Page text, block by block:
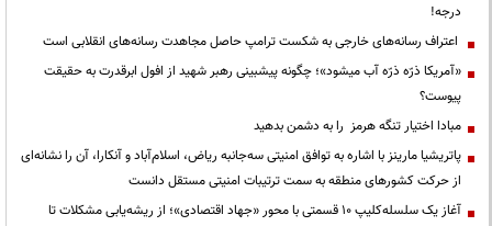
درجه!
اعتراف رسانه‌های خارجی به شکست ترامپ حاصل مجاهدت رسانه‌های انقلابی است
«آمریکا ذرّه ذرّه آب میشود»؛ چگونه پیشبینی رهبر شهید از افول ابرقدرت به حقیقت
پیوست؟
مبادا اختیار تنگه هرمز را به دشمن بدهید
پاتریشیا مارینز با اشاره به توافق امنیتی سه‌جانبه ریاض، اسلام‌آباد و آنکارا، آن را نشانه‌ای
از حرکت کشورهای منطقه به سمت ترتیبات امنیتی مستقل دانست
آغاز یک سلسله‌کلیپ ۱۰ قسمتی با محور «جهاد اقتصادی»؛ از ریشه‌یابی مشکلات تا